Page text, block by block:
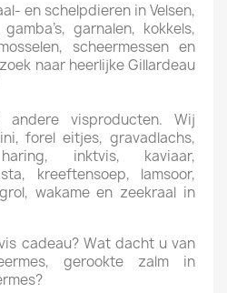
en schelpdieren in Velsen,
garnalen, kokkels,
scheermessen en
naar heerlijke Gillardeau
visproducten. Wij
forel eitjes, gravadlachs,
haring, inktvis, kaviaar,
kreeftensoep, lamsoor,
wakame en zeekraal in
cadeau? Wat dacht u van
gerookte zalm in